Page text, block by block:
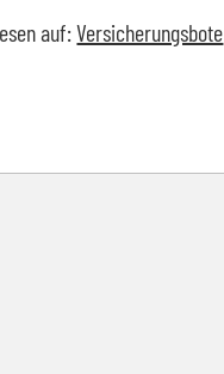
auf:Versicherungsbote